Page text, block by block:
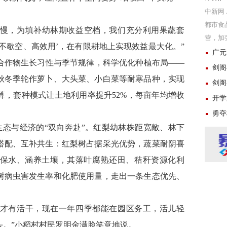
中新网
都市食
营，加
式方便
广
剑
剑
开
勇
，为填补幼林期收益空档，我们充分利用果蔬套
歇空、高效用’，在有限耕地上实现效益最大化。”
作物生长习性与季节规律，科学优化种植布局——
季轮作萝卜、大头菜、小白菜等耐寒品种，实现
套种模式让土地利用率提升52%，每亩年均增收
态与经济的“双向奔赴”。红梨幼林株距宽敞、林下
、互补共生：红梨树占据采光优势，蔬菜耐阴喜
水、涵养土壤，其落叶腐熟还田、秸秆资源化利
虫害发生率和化肥使用量，走出一条生态优先、
有活干，现在一年四季都能在园区务工，活儿轻
”小稻村村民罗明金满脸笑意地说。